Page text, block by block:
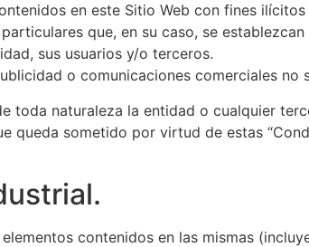
en este Sitio Web con fines
que, en su caso, se
sus usuarios y/o terceros.
o comunicaciones comerciales no
toda naturaleza la entidad o cualquier
queda sometido por virtud de estas
contenidos en las mismas